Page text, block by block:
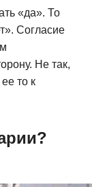
«да». То
Согласие
Не так,
то к